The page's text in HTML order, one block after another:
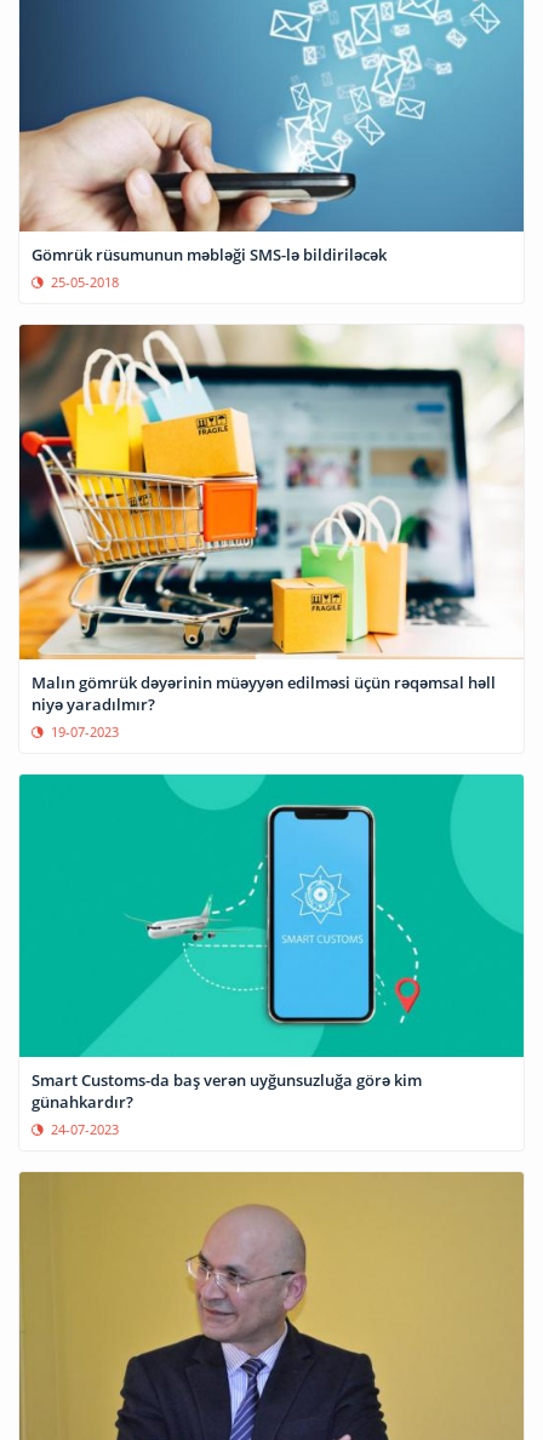
Gömrük rüsumunun məbləği SMS-lə bildiriləcək
25-05-2018
Malın gömrük dəyərinin müəyyən edilməsi üçün rəqəmsal həll
niyə yaradılmır?
19-07-2023
Smart Customs-da baş verən uyğunsuzluğa görə kim
günahkardır?
24-07-2023